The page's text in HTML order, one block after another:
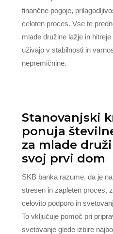
finančne pogoje,
celoten proces. Vse te
mlade družine lažje in
uživajo v stabilnosti in
nepremičnine.
Stanovanjski
ponuja
za mlade
svoj prvi dom
SKB banka razume, da je
stresen in zapleten proces,
celovito podporo in
To vključuje pomoč pri
svetovanje glede izbire